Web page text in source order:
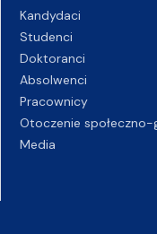
Kandydaci
Studenci
Doktoranci
Absolwenci
Pracownicy
Otoczenie
Media